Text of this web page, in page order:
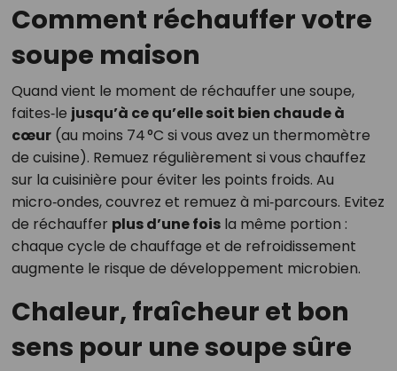
Comment réchauffer votre
soupe maison
Quand vient le moment de réchauffer une soupe,
faites‑le jusqu’à ce qu’elle soit bien chaude à
cœur(au moins 74 °C si vous avez un thermomètre
de cuisine). Remuez régulièrement si vous chauffez
sur la cuisinière pour éviter les points froids. Au
micro‑ondes, couvrez et remuez à mi‑parcours. Evitez
de réchauffer plus d’une foisla même portion :
chaque cycle de chauffage et de refroidissement
augmente le risque de développement microbien.
Chaleur, fraîcheur et bon
sens pour une soupe sûre